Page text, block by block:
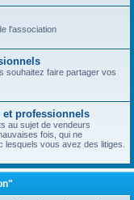
l'association
souhaitez faire partager vos
professionnels
au sujet de vendeurs
fois, qui ne
vous avez des litiges.